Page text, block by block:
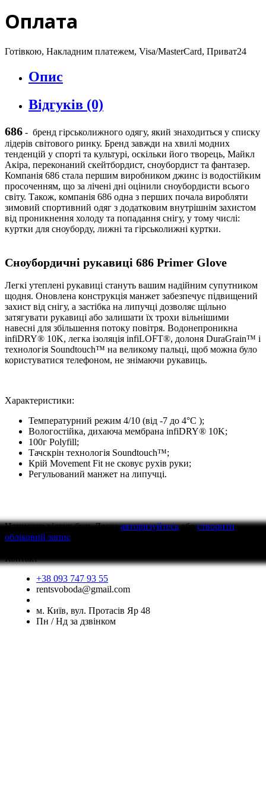
Оплата
Готівкою, Накладним платежем, Visa/MasterCard, Приват24
Опис
Відгуків (0)
686 - бренд гірськолижного одягу, який знаходиться у списку
лідерів світового ринку. Бренд завжди на хвилі модних
тенденцій у спорті та культурі, оскільки його творець, Майкл
Акіра, переконаний скейтбордист, сноубордист та фантазер.
Компанія 686 стала першим виробником джинс із водостійким
просоченням, що за лічені дні оцінили сноубордисти всього
світу. Також, компанія 686 одна з перших почала виробляти
зимовий спортивний одяг з додатковим внутрішнім захистом
від проникнення холоду та попадання снігу, у тому числі:
куртки для сноуборду, лижні та гірськолижні куртки.
Сноубордичні рукавиці 686 Primer Glove
Легкі утеплені рукавиці стануть вашим надійним супутником
щодня. Оновлена ​​конструкція манжет забезпечує підвищений
захист від снігу, а застібка на липучці дозволяє щільно
затягувати рукавиці або залишати їх трохи вільнішими
навесні для збільшення потоку повітря. Водонепроникна
infiDRY® 10K, легка ізоляція infiLOFT®, долоня DuraGrain™ і
технологія Soundtouch™ на великому пальці, щоб можна було
користуватися телефоном, не знімаючи рукавиць.
Характеристики:
Температурний режим 4/10 (від -7 до 4°C );
Вологостійка, дихаюча мембрана infiDRY® 10K;
100г Polyfill;
Тачскрін технологія Soundtouch™;
Крій Movement Fit не сковує рухів руки;
Регульований манжет на липучці.
Написати відгукбудь Ласкаавторизуйтесьабостворити
обліковий запис
Контакт
+38 093 747 93 55
rentsvoboda@gmail.com
м. Київ, вул. Протасів Яр 48
Пн / Нд за дзвінком